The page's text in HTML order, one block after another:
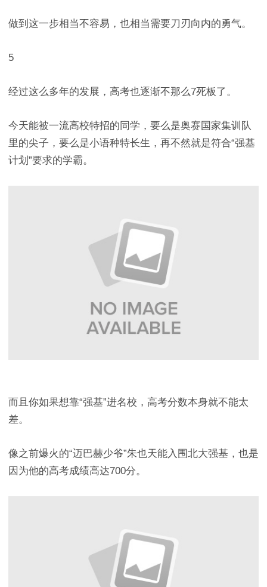
做到这一步相当不容易，也相当需要刀刃向内的勇气。
5
经过这么多年的发展，高考也逐渐不那么7死板了。
今天能被一流高校特招的同学，要么是奥赛国家集训队
里的尖子，要么是小语种特长生，再不然就是符合“强基
计划”要求的学霸。
而且你如果想靠“强基”进名校，高考分数本身就不能太
差。
像之前爆火的“迈巴赫少爷”朱也天能入围北大强基，也是
因为他的高考成绩高达700分。